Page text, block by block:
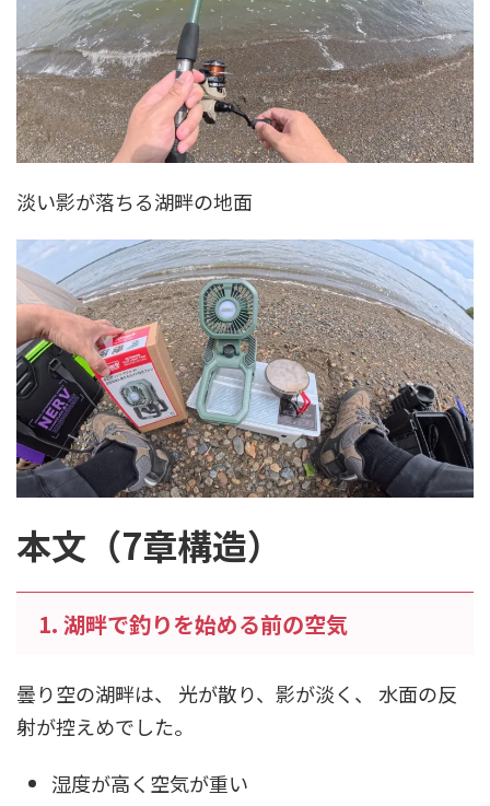
淡い影が落ちる湖畔の地面
本文（7章構造）
1. 湖畔で釣りを始める前の空気
曇り空の湖畔は、 光が散り、影が淡く、 水面の反
射が控えめでした。
湿度が高く空気が重い